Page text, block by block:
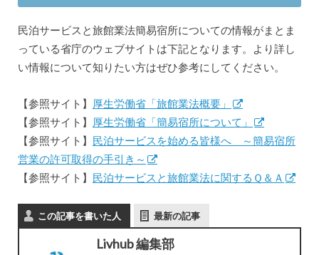
ービス「AirXpress」が連携開始
2019/12/23 クラウド型サイトコントローラー「ねっ
ぱん！＋＋」と パッケージツアーのオンライン販売サ
イト「e-myHOLiDAY」が連携開始
2019/12/23
楽天LIFULL STAY、ガレージハウス型宿泊
施設「Rakuten STAY MOTEL」を栃木県と千葉県に開
業
2019/7/8
クリップス、サイトコントローラー「ね
っぱん！」後継の有料サービス「ねっぱん！＋＋」を7
2019/4/8
楽天LIFULL STAYとハイアスの戸建型宿泊
施設「Rakuten STAY HOUSE × WILL STYLE」4月中に3
店舗開業
民泊サービスと旅館業法簡易宿所についての情報がまとま
っている省庁のウェブサイトは下記となります。より詳し
い情報について知りたい方はぜひ参考にしてください。
【参照サイト】
厚生労働省「旅館業法概要」
【参照サイト】
厚生労働省「簡易宿所について」
【参照サイト】 民泊サービスを始める皆様へ ～簡易宿所
営業の許可取得の手引き～
【参照サイト】 民泊サービスと旅館業法に関するＱ＆Ａ
この記事を書いた人 最新の記事
Livhub 編集部